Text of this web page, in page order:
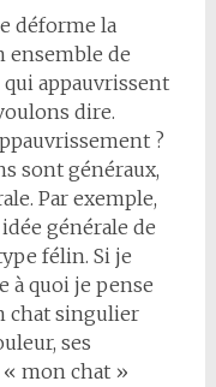
déforme la
ensemble de
qui appauvrissent
dire.
?
sont généraux,
Par exemple,
générale de
félin. Si je
à quoi je pense
chat singulier
ses
mon chat »